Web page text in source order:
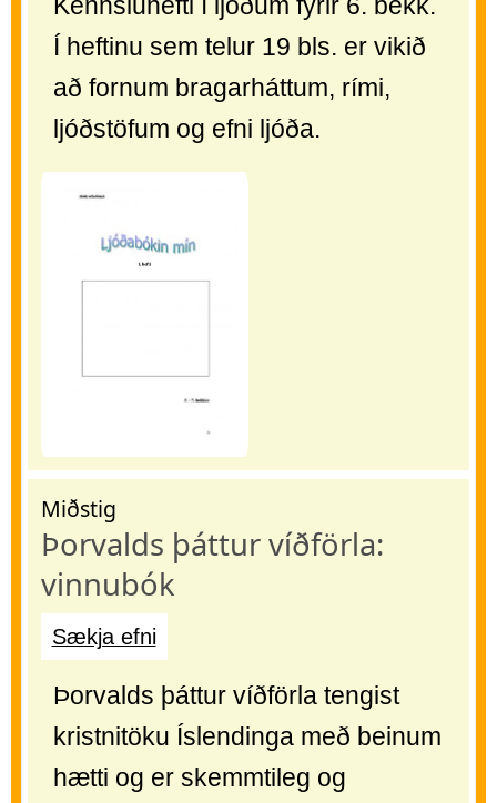
Kennsluhefti í ljóðum fyrir 6. bekk.
Í heftinu sem telur 19 bls. er vikið
að fornum bragarháttum, rími,
ljóðstöfum og efni ljóða.
Miðstig
Þorvalds þáttur víðförla:
vinnubók
Sækja efni
Þorvalds þáttur víðförla tengist
kristnitöku Íslendinga með beinum
hætti og er skemmtileg og